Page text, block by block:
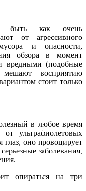
быть как очень
от агрессивного
и опасности,
обзора в момент
вредными (подобные
мешают восприятию
стоит только
в любое время
ультрафиолетовых
глаз, оно провоцирует
заболевания,
опираться на три